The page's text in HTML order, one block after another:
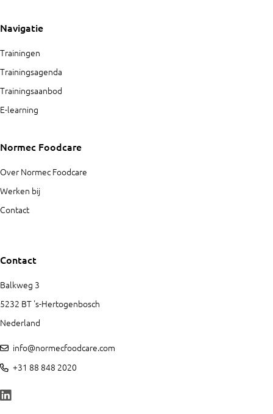
Navigatie
Trainingen
Trainingsagenda
Trainingsaanbod
E-learning
Normec Foodcare
Over Normec Foodcare
Werken bij
Contact
Contact
Balkweg 3
5232 BT 's-Hertogenbosch
Nederland
info@normecfoodcare.com
+31 88 848 2020